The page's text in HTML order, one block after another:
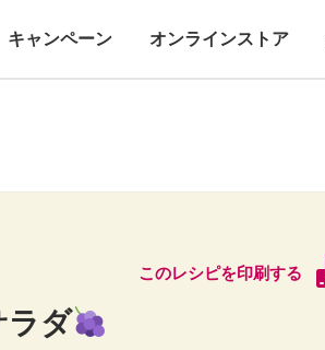
キャンペーン オンラインストア
このレシピを印刷する
ラダ